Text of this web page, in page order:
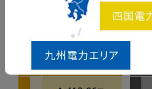
いるお客様のためのプランで